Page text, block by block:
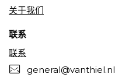
关于我们
联系
联系
general@vanthiel.nl